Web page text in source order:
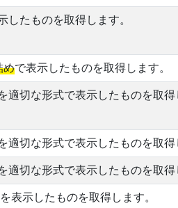
したものを取得します。
めで表示したものを取得します。
適切な形式で表示したものを取得
適切な形式で表示したものを取得
適切な形式で表示したものを取得
表示したものを取得します。